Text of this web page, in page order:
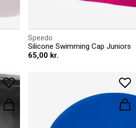
Speedo
Silicone Swimming Cap Juniors
65,00 kr.